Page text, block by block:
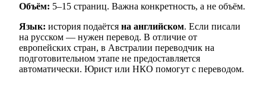
Объём: 5–15 страниц. Важна конкретность, а не объём.
Язык: история подаётся на английском. Если писали
на русском — нужен перевод. В отличие от
европейских стран, в Австралии переводчик на
подготовительном этапе не предоставляется
автоматически. Юрист или НКО помогут с переводом.